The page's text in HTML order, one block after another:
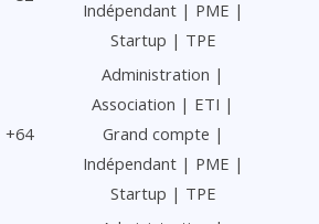
Indépendant | PME |
Startup | TPE
+64
Administration |
Association | ETI |
Grand compte |
Indépendant | PME |
Startup | TPE